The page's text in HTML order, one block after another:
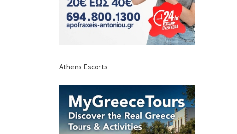
Athens Escorts